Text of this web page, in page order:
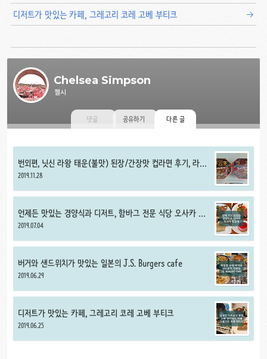
디저트가 맛있는 카페, 그레고리 코레 고베 부티크
Chelsea Simpson
첼시
댓글 공유하기 다른 글
번외편, 닛신 라왕 태운(불맛) 된장/간장맛 컵라면 후기, 라오
토가시 미소/쇼유 컵라멘
2019.11.28
언제든 맛있는 경양식과 디저트, 함바그 전문 식당 오사카 동
양정
2019.07.04
버거와 샌드위치가 맛있는 일본의 J.S. Burgers cafe
2019.06.29
디저트가 맛있는 카페, 그레고리 코레 고베 부티크
2019.06.25